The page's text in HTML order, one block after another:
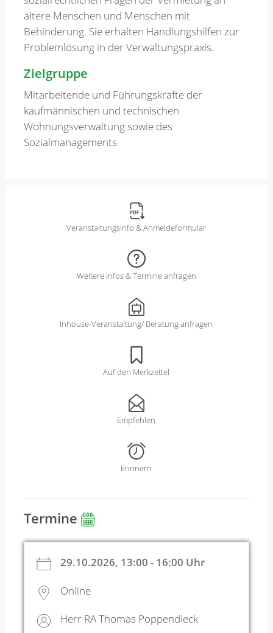
ältere Menschen und Menschen mit
Behinderung. Sie erhalten Handlungshilfen zur
Problemlösung in der Verwaltungspraxis.
Zielgruppe
Mitarbeitende und Führungskräfte der
kaufmännischen und technischen
Wohnungsverwaltung sowie des
Sozialmanagements
Veranstaltungsinfo & Anmeldeformular
Weitere Infos & Termine anfragen
Inhouse-Veranstaltung/ Beratung anfragen
Auf den Merkzettel
Empfehlen
Erinnern
Termine
29.10.2026, 13:00 - 16:00 Uhr
Online
Herr RA Thomas Poppendieck